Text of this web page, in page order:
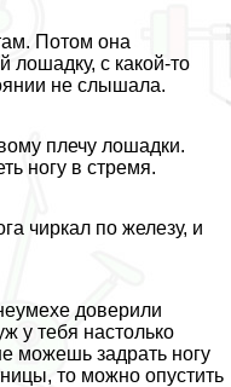
Потом она
лошадку, с какой-то
не слышала.
плечу лошадки.
ногу в стремя.
чиркал по железу, и
доверили
у тебя настолько
можешь задрать ногу
то можно опустить